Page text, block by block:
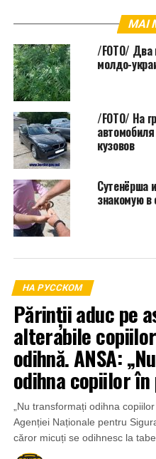
MAI
/FOTO/ Два
молдо-
/FOTO/ На
кузовов
Сутенёрша
знакомую в
НА РУССКОМ
Părinții aduc pe
alterabile
odihnă. ANSA:
odihna copiilor
„Nu transformați odihna
Agenției Naționale pentru
căror micuți se odihnesc la